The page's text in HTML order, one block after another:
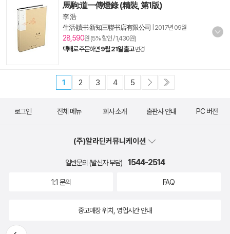
馬駒:道一傳燈錄 (精裝, 第1版)
李 浩
生活·讀书·新知三聯书店有限公司
2017년 09월
28,590원 (5% 할인 / 1,430원)
택배로 주문하면 9월 21일 출고 변경
1 2 3 4 5
뒤로가
로그인 전체 메뉴 회사 소개 출판사 안내 PC 버전
(주)알라딘커뮤니케이션
일반문의 (발신자 부담) 1544-2514
1:1 문의 FAQ
중고매장 위치, 영업시간 안내